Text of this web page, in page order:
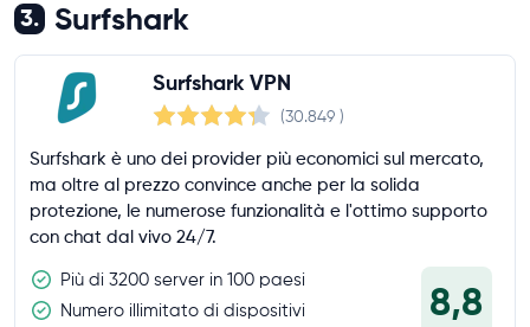
3. Surfshark
Surfshark VPN
(30.849 )
Surfshark è uno dei provider più economici sul mercato,
ma oltre al prezzo convince anche per la solida
protezione, le numerose funzionalità e l'ottimo supporto
con chat dal vivo 24/7.
Più di 3200 server in 100 paesi
Numero illimitato di dispositivi
8,8